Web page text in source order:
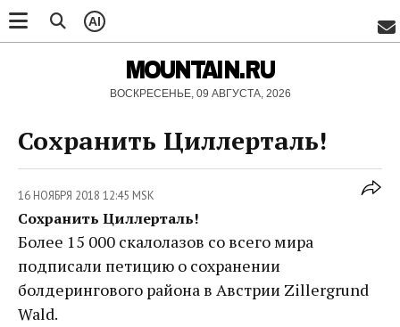
AI
MOUNTAIN.RU
ВОСКРЕСЕНЬЕ, 09 АВГУСТА, 2026
Сохранить Циллерталь!
16 НОЯБРЯ 2018 12:45 MSK
Сохранить Циллерталь!
Более 15 000 скалолазов со всего мира
подписали петицию о сохранении
болдерингового района в Австрии Zillergrund
Wald.